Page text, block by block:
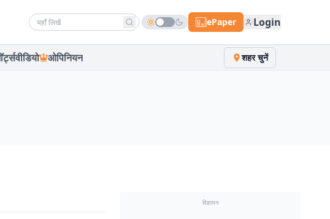
Search news ePaper Login
वीडियो ओपिनियन शहर चुनें
विज्ञापन